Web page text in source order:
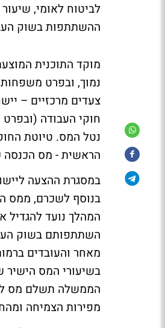
ההשתתפות בשוק
מוקד התוכנית
נמוך, ובפרט
צעדים מרכזיים –
חוקי העבודה (ובפרט
נטל המס. טיוטת
הראשית - מס הכנסה
במסגרת ההצעה
בנוסף לשכרם, ממס
המהלך נועד להגדיל
השתתפותם בשוק
מאחר והעובדים
בשיעורי המס
הממשלה תשלם מס
מפירות הצמיחה